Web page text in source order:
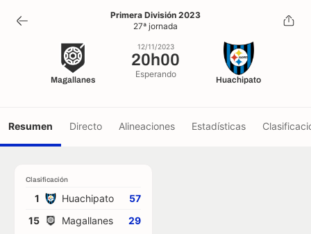
20h00
12/11/2023
Primera División 2023
27ª jornada
Magallanes
12/11/2023
20h00
Esperando
Huachipato
Resumen Directo Alineaciones Estadísticas
Clasificación
1 Huachipato
57
15
Magallanes 29